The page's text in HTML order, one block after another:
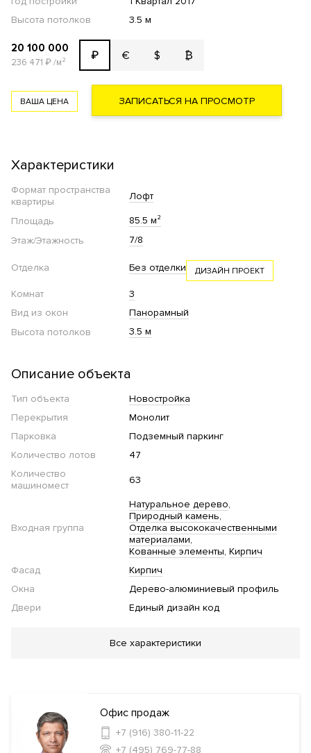
Высота потолков
3.5 м
20 100 000
236 471 ₽/м² ₽ € $ ₿
ВАША ЦЕНА ЗАПИСАТЬСЯ НА ПРОСМОТР
Характеристики
Формат пространства
квартиры
Лофт
Площадь
85.5 м²
Этаж/Этажность
7/8
Отделка Без отделки ДИЗАЙН ПРОЕКТ
Комнат
3
Вид из окон
Панорамный
Высота потолков
3.5 м
Описание объекта
Тип объекта
Новостройка
Перекрытия
Монолит
Парковка
Подземный паркинг
Количество лотов
47
Количество
машиномест
63
Входная группа
Натуральное дерево
Природный камень
Отделка высококачественными
материалами
Кованные элементы Кирпич
Фасад
Кирпич
Окна
Дерево-алюминиевый профиль
Двери
Единый дизайн код
Инфраструктура в доме
Фитнес клуб Салон красоты
Кладовые
Все характеристики
Офис продаж
+7 (916) 380-11-22
+7 (495) 769-77-88